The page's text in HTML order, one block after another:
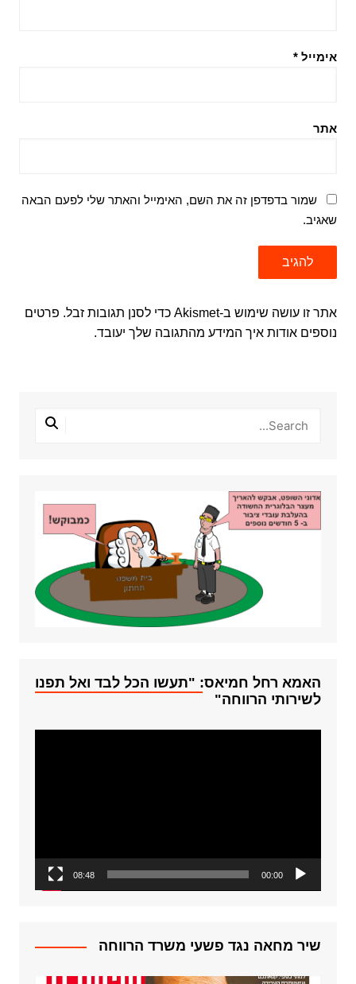
אימייל *
אתר
שמור בדפדפן זה את השם, האימייל והאתר שלי לפעם הבאה
שאגיב.
אתר זו עושה שימוש ב-Akismet כדי לסנן תגובות זבל.
פרטים
נוספים אודות איך המידע מהתגובה שלך יעובד.
האמא רחל חמיאס: "תעשו הכל לבד ואל תפנו
לשירותי הרווחה"
00:00
08:48
שיר מחאה נגד פשעי משרד הרווחה